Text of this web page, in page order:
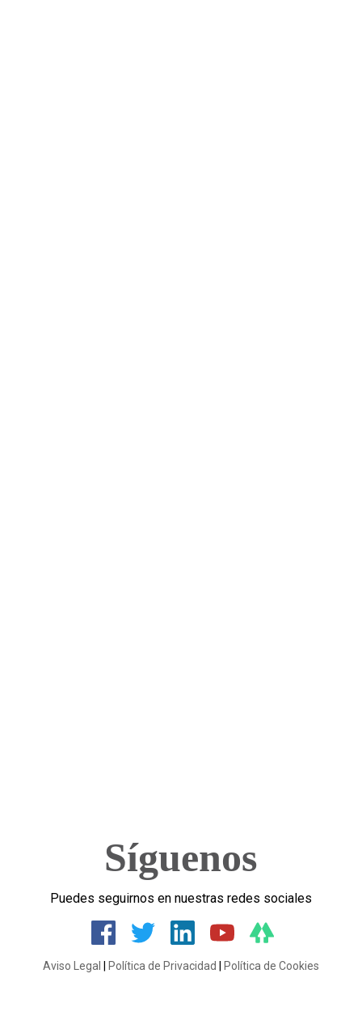
Síguenos
Puedes seguirnos en nuestras redes sociales
Aviso Legal Política de Privacidad Política de Cookies